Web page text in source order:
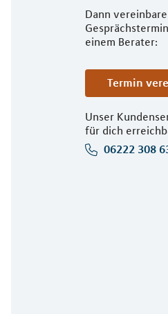
Dann
einem Berater:
Termin
Unser
für dich
06222 308